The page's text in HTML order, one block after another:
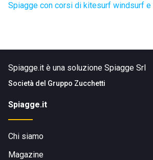
Spiagge con corsi di kitesurf windsurf e
Spiagge.it è una soluzione Spiagge Srl
Società del Gruppo Zucchetti
Spiagge.it
Chi siamo
Magazine